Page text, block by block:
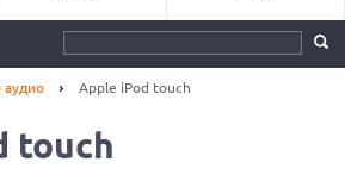
аудио Apple iPod touch
touch